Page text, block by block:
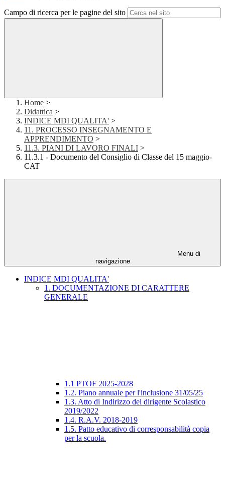
Campo di ricerca per le pagine del sito
Home >
Didattica >
INDICE MDI QUALITA' >
11. PROCESSO INSEGNAMENTO E
APPRENDIMENTO >
11.3. PIANI DI LAVORO FINALI >
11.3.1 - Documento del Consiglio di Classe del 15 maggio-
CAT
Menu di
navigazione
INDICE MDI QUALITA'
1. DOCUMENTAZIONE DI CARATTERE
GENERALE
1.1 PTOF 2025-2028
1.2. Piano annuale per l'inclusione 31/05/25
1.3. Atto di Indirizzo del dirigente Scolastico
2019/2022
1.4. R.A.V. 2018-2019
1.5. Patto educativo di corresponsabilità copia
per la scuola.